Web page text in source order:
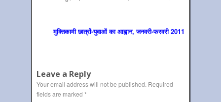
मुक्तिकामी छात्रों-युवाओं का आह्वान, जनवरी-फरवरी 2011
Leave a Reply
Your email address will not be published. Required
fields are marked *